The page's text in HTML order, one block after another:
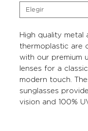
High quality metal
thermoplastic are
with our premium
lenses for a
modern touch.
sunglasses
vision and 100%